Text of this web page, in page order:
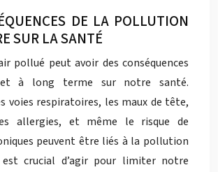
DE LA POLLUTION
SUR LA SANTÉ
pollué peut avoir des conséquences
et à long terme sur notre santé.
voies respiratoires, les maux de tête,
allergies, et même le risque de
peuvent être liés à la pollution
crucial d’agir pour limiter notre